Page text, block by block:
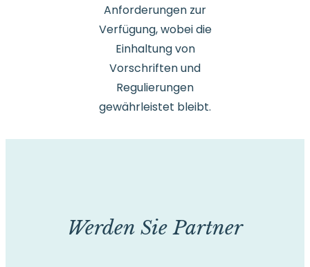
Anforderungen zur
Verfügung, wobei die
Einhaltung von
Vorschriften und
Regulierungen
gewährleistet bleibt.
Werden Sie Partner